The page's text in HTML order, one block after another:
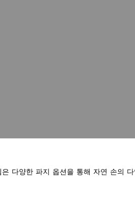
이미지
다양한 파지 옵션을 통해 자연 손의